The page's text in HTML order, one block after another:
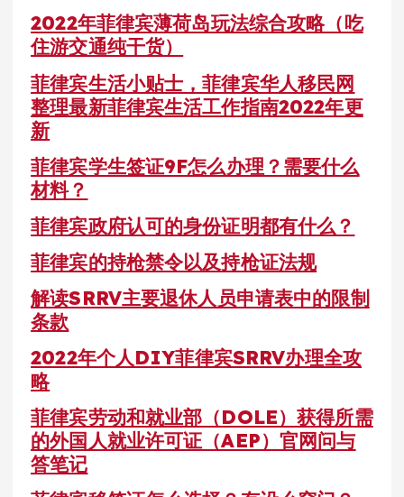
2022年菲律宾薄荷岛玩法综合攻略（吃
住游交通纯干货）
菲律宾生活小贴士，菲律宾华人移民网
整理最新菲律宾生活工作指南2022年更
新
菲律宾学生签证9F怎么办理？需要什么
材料？
菲律宾政府认可的身份证明都有什么？
菲律宾的持枪禁令以及持枪证法规
解读SRRV主要退休人员申请表中的限制
条款
2022年个人DIY菲律宾SRRV办理全攻
略
菲律宾劳动和就业部（DOLE）获得所需
的外国人就业许可证（AEP）官网问与
答笔记